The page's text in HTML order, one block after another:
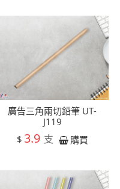
廣告三角兩切鉛筆 UT-
J119
$ 3.9 支 購買